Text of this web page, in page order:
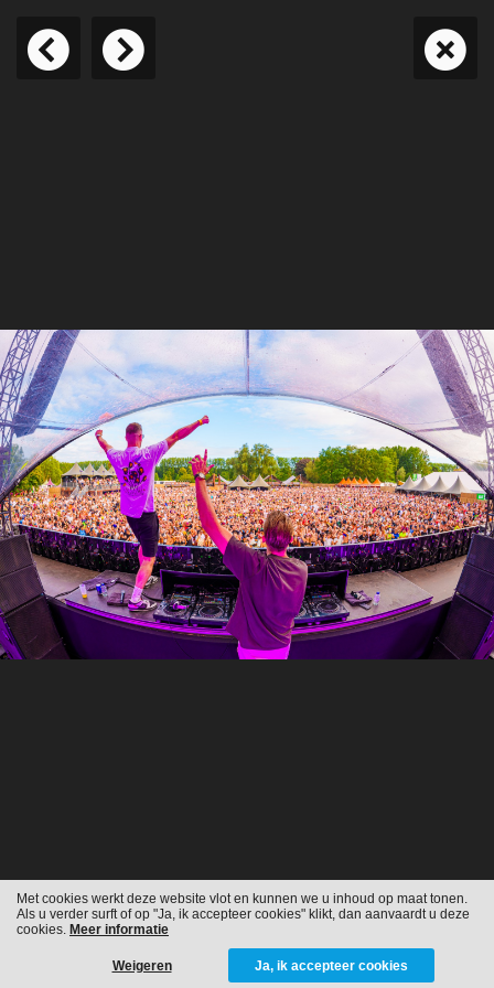
Met cookies werkt deze website vlot en kunnen we u inhoud op maat tonen.
Als u verder surft of op "Ja, ik accepteer cookies" klikt, dan aanvaardt u deze
cookies. Meer informatie
Weigeren Ja, ik accepteer cookies